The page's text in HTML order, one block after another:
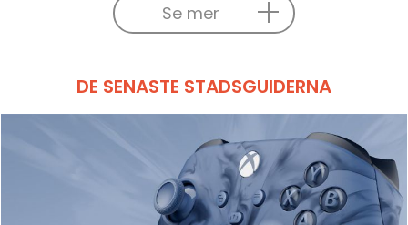
Se mer
DE SENASTE STADSGUIDERNA